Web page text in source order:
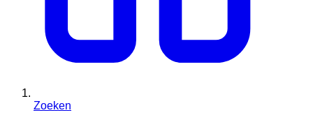
Zoeken